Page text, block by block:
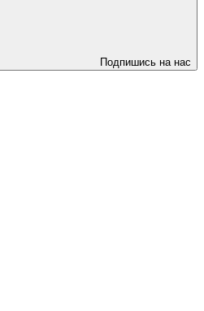
Подпишись на нас